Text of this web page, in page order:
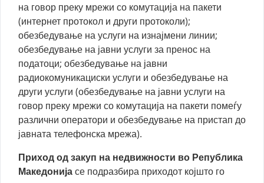
на говор преку мрежи со комутација на пакети
(интернет протокол и други протоколи);
обезбедување на услуги на изнајмени линии;
обезбедување на јавни услуги за пренос на
податоци; обезбедување на јавни
радиокомуникациски услуги и обезбедување на
други услуги (обезбедување на јавни услуги на
говор преку мрежи со комутација на пакети помеѓу
различни оператори и обезбедување на пристап до
јавната телефонска мрежа).
Приход од закуп на недвижности во Република
Македонијасе подразбира приходот којшто го